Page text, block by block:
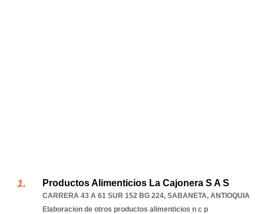
Productos Alimenticios La Cajonera S A S
CARRERA 43 A 61 SUR 152 BG 224, SABANETA, ANTIOQUIA
Elaboracion de otros productos alimenticios n c p